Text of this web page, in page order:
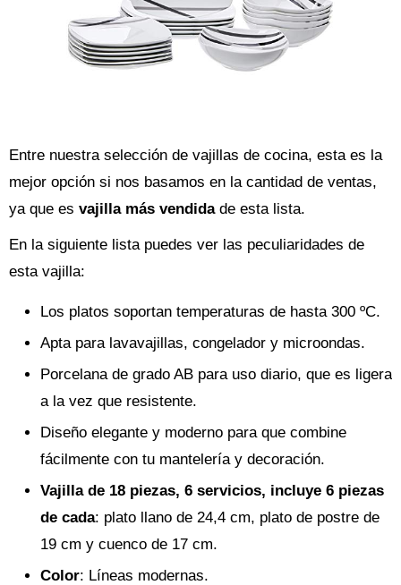
Entre nuestra selección de vajillas de cocina, esta es la
mejor opción si nos basamos en la cantidad de ventas,
ya que es vajilla más vendidade esta lista.
En la siguiente lista puedes ver las peculiaridades de
esta vajilla:
Los platos soportan temperaturas de hasta 300 ºC.
Apta para lavavajillas, congelador y microondas.
Porcelana de grado AB para uso diario, que es ligera
a la vez que resistente.
Diseño elegante y moderno para que combine
fácilmente con tu mantelería y decoración.
Vajilla de 18 piezas, 6 servicios, incluye 6 piezas
de cada: plato llano de 24,4 cm, plato de postre de
19 cm y cuenco de 17 cm.
Color: Líneas modernas.